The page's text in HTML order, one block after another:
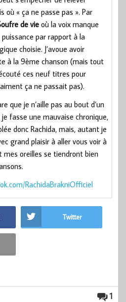
où « ça ne passe pas ». Par
de vieoù la voix manque
par rapport à la
choisie. J’avoue avoir
à la 9ème chanson (mais tout
ces neuf titres pour
ça ne passait pas).
que je n’aille pas au bout d’un
fasse une mauvaise chronique,
donc Rachida, mais, autant je
grand plaisir à aller vous voir à
mes oreilles se tiendront bien
RachidaBrakniOfficiel
Twitter
1